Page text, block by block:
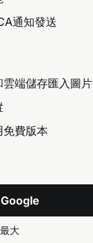
通知發送
端儲存匯入圖片
免費版本
Google
最大